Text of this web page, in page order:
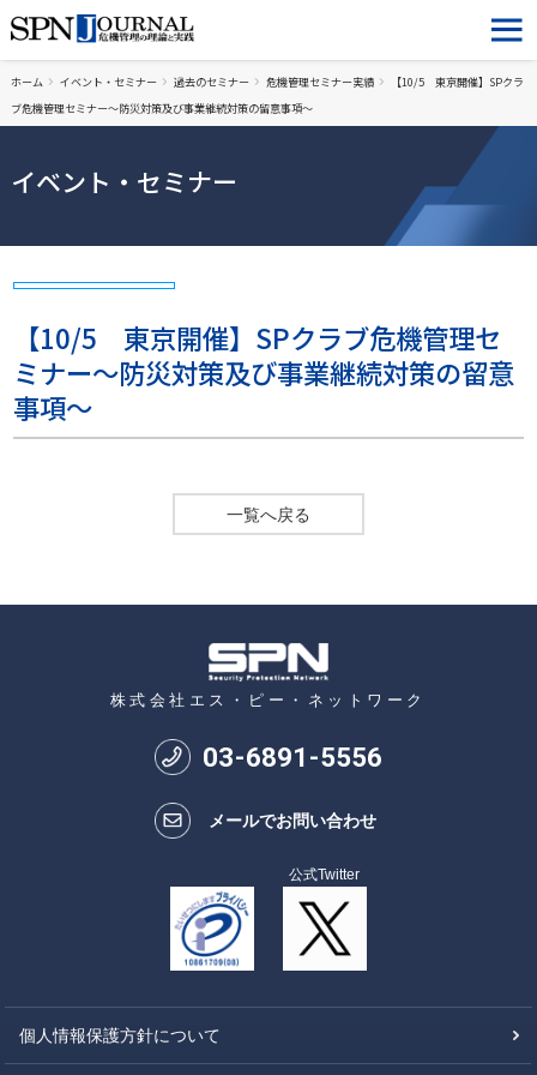
ホーム イベント・セミナー 過去のセミナー 危機管理セミナー実績
【10/5 東京開催】SPクラ
ブ危機管理セミナー～防災対策及び事業継続対策の留意事項～
イベント・セミナー
【10/5 東京開催】SPクラブ危機管理セ
ミナー～防災対策及び事業継続対策の留意
事項～
一覧へ戻る
株式会社エス・ピー・ネットワーク
03-6891-5556
メールでお問い合わせ
公式Twitter
個人情報保護方針について